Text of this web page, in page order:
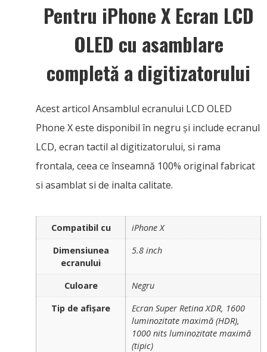
Pentru iPhone X Ecran LCD
OLED cu asamblare
completă a digitizatorului
Acest articol Ansamblul ecranului LCD OLED
Phone X este disponibil în negru și include ecranul
LCD, ecran tactil al digitizatorului, si rama
frontala, ceea ce înseamnă 100% original fabricat
si asamblat si de inalta calitate.
Compatibil cu
iPhone X
Dimensiunea
ecranului
5.8 inch
Culoare
Negru
Tip de afișare
Ecran Super Retina XDR, 1600
luminozitate maximă (HDR),
1000 nits luminozitate maximă
(tipic)